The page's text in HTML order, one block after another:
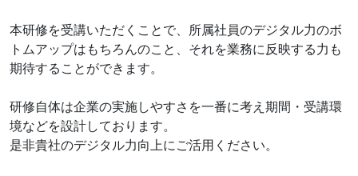
本研修を受講いただくことで、所属社員のデジタル力のボ
トムアップはもちろんのこと、それを業務に反映する力も
期待することができます。
研修自体は企業の実施しやすさを一番に考え期間・受講環
境などを設計しております。
是非貴社のデジタル力向上にご活用ください。